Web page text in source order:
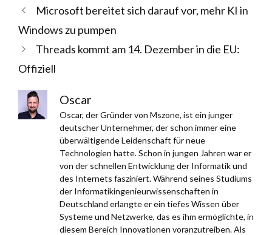
Microsoft bereitet sich darauf vor, mehr KI in
Windows zu pumpen
Threads kommt am 14. Dezember in die EU:
Offiziell
Oscar
Oscar, der Gründer von Mszone, ist ein junger
deutscher Unternehmer, der schon immer eine
überwältigende Leidenschaft für neue
Technologien hatte. Schon in jungen Jahren war er
von der schnellen Entwicklung der Informatik und
des Internets fasziniert. Während seines Studiums
der Informatikingenieurwissenschaften in
Deutschland erlangte er ein tiefes Wissen über
Systeme und Netzwerke, das es ihm ermöglichte, in
diesem Bereich Innovationen voranzutreiben. Als